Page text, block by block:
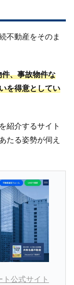
不動産をそのま
、事故物件な
を得意としてい
紹介するサイト
たる姿勢が伺え
公式サイト